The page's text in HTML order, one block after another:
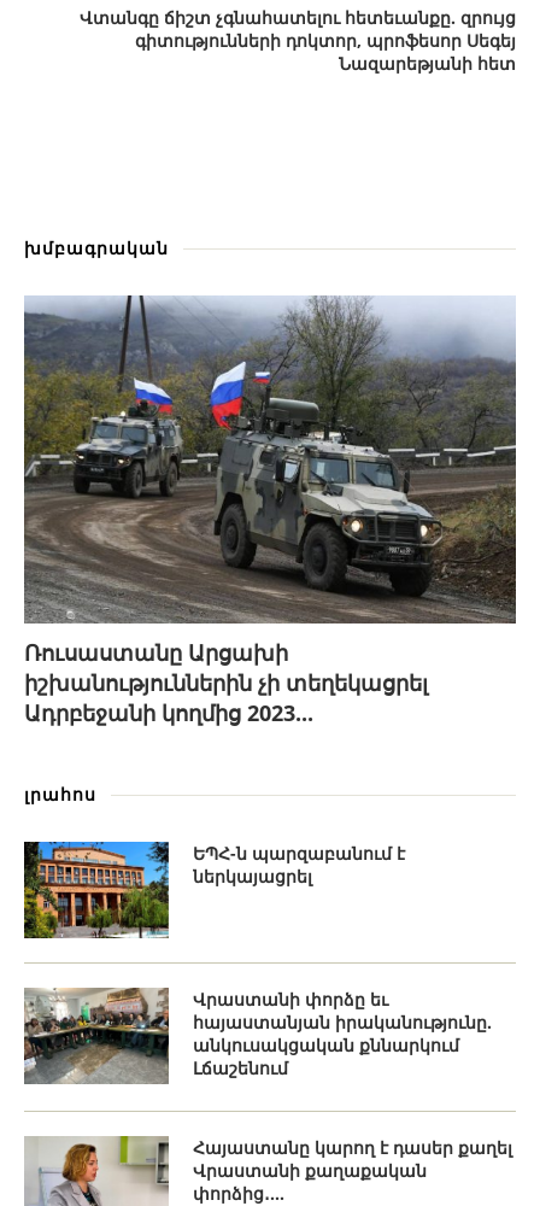
Վտանգը ճիշտ չգնահատելու հետեւանքը. զրույց
գիտությունների դոկտոր, պրոֆեսոր Սեգեյ
Նազարեթյանի հետ
խմբագրական
Ռուսաստանը Արցախի
իշխանություններին չի տեղեկացրել
Ադրբեջանի կողմից 2023...
լրահոս
ԵՊՀ-ն պարզաբանում է
ներկայացրել
Վրաստանի փորձը եւ
հայաստանյան իրականությունը.
անկուսակցական քննարկում
Լճաշենում
Հայաստանը կարող է դասեր քաղել
Վրաստանի քաղաքական
փորձից․...